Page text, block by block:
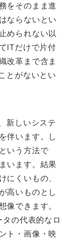
をそのまま進
ならないとい
められない以
ITだけで片付
改革まで含ま
とがないとい
新しいシステ
伴います。し
いう方法で
います。結果
にくいもの、
高いものとし
像できます。
の代表的なロ
ト・画像・映